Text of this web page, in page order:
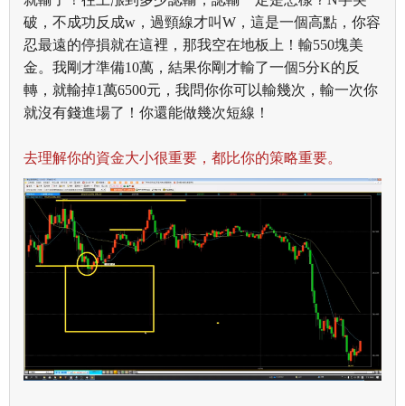
破，不成功反成w，過頸線才叫W，這是一個高點，你容
忍最遠的停損就在這裡，那我空在地板上！輸550塊美
金。 我剛才準備10萬，結果你剛才輸了一個5分K的反
轉，就輸掉1萬6500元，我問你你可以輸幾次，輸一次你
就沒有錢進場了！你還能做幾次短線！
去理解你的資金大小很重要，都比你的策略重要。